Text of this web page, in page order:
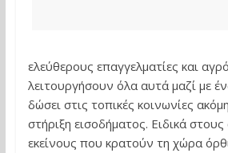
ελεύθερους επαγγελματίες και
λειτουργήσουν όλα αυτά μαζί με
δώσει στις τοπικές κοινωνίες
στήριξη εισοδήματος. Ειδικά στους
εκείνους που κρατούν τη χώρα